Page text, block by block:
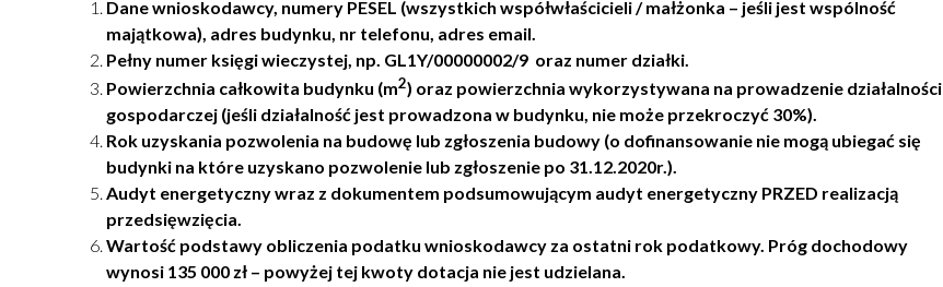
Dane wnioskodawcy, numery PESEL (wszystkich współwłaścicieli / małżonka – jeśli jest wspólność
majątkowa), adres budynku, nr telefonu, adres email.
Pełny numer księgi wieczystej, np. GL1Y/00000002/9 oraz numer działki.
Powierzchnia całkowita budynku (m2) oraz powierzchnia wykorzystywana na prowadzenie działalności
gospodarczej (jeśli działalność jest prowadzona w budynku, nie może przekroczyć 30%).
Rok uzyskania pozwolenia na budowę lub zgłoszenia budowy (o dofinansowanie nie mogą ubiegać się
budynki na które uzyskano pozwolenie lub zgłoszenie po 31.12.2020r.).
Audyt energetyczny wraz z dokumentem podsumowującym audyt energetyczny PRZED realizacją
przedsięwzięcia.
Wartość podstawy obliczenia podatku wnioskodawcy za ostatni rok podatkowy. Próg dochodowy
wynosi 135 000 zł – powyżej tej kwoty dotacja nie jest udzielana.